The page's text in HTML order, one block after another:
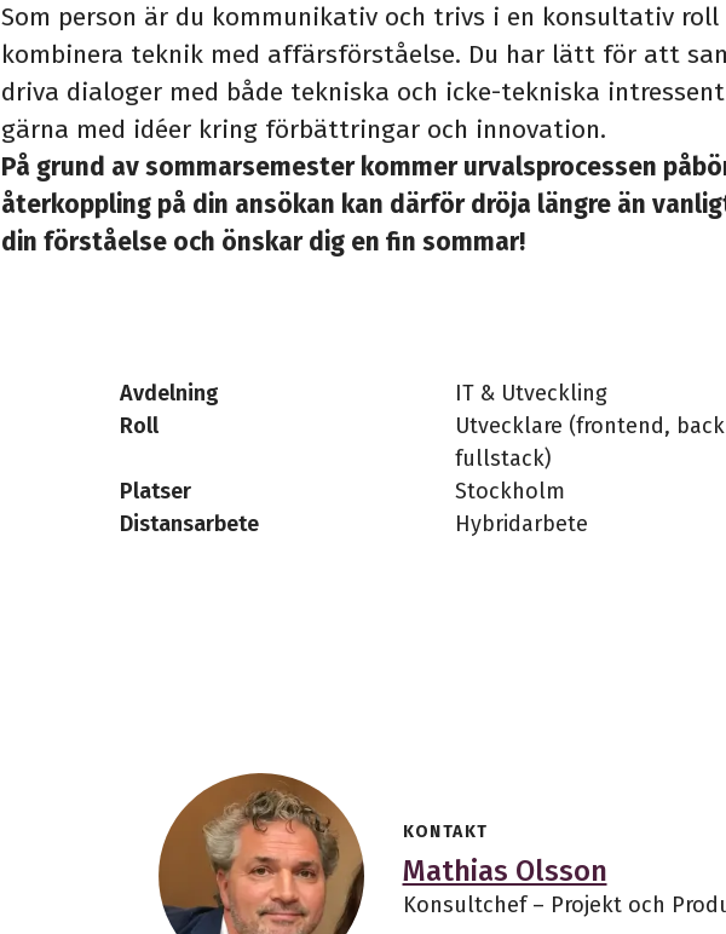
Som person är du kommunikativ och trivs i en konsultativ
kombinera teknik med affärsförståelse. Du har lätt för att
driva dialoger med både tekniska och icke-tekniska
gärna med idéer kring förbättringar och innovation.
På grund av sommarsemester kommer urvalsprocessen
återkoppling på din ansökan kan därför dröja längre än
din förståelse och önskar dig en fin sommar!
Avdelning
IT & Utveckling
Roll
Utvecklare (frontend,
fullstack)
Platser
Stockholm
Distansarbete
Hybridarbete
KONTAKT
Mathias Olsson
Konsultchef – Projekt och